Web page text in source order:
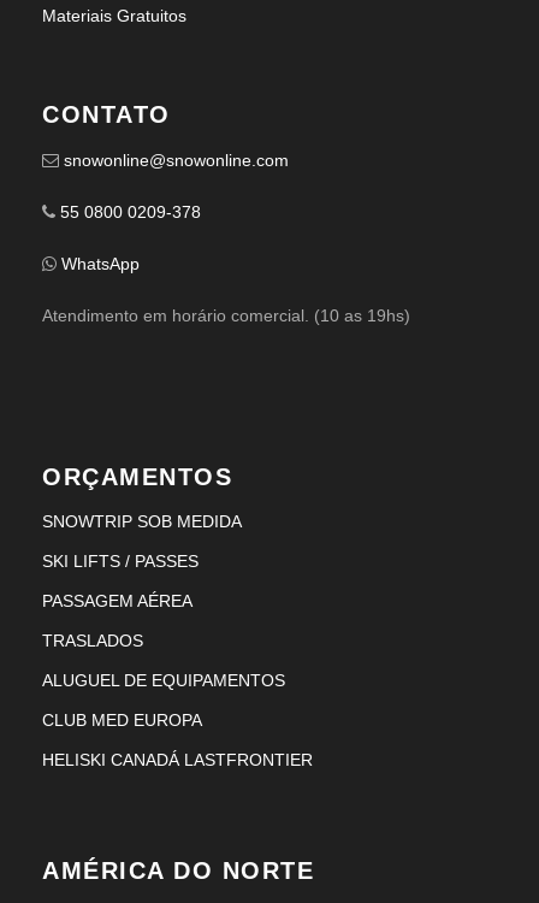
Materiais Gratuitos
CONTATO
snowonline@snowonline.com
55 0800 0209-378
WhatsApp
Atendimento em horário comercial. (10 as 19hs)
ORÇAMENTOS
SNOWTRIP SOB MEDIDA
SKI LIFTS / PASSES
PASSAGEM AÉREA
TRASLADOS
ALUGUEL DE EQUIPAMENTOS
CLUB MED EUROPA
HELISKI CANADÁ LASTFRONTIER
AMÉRICA DO NORTE